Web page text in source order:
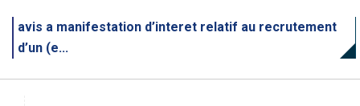
avis a manifestation d’interet relatif au recrutement
d’un (e...